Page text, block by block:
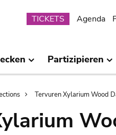
Submenu
TICKETS Agenda
Partizipieren
Tervuren Xylarium Wood